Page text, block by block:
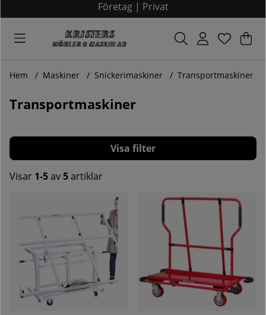
Företag| Privat
.
Hem Maskiner Snickerimaskiner Transportmaskiner
Transportmaskiner
Filtrera
Visar 1-5av5artiklar